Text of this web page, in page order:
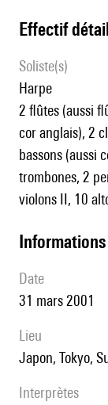
effectif
Soliste(s)
harpe
2 flûtes (aussi
cor anglais), 2
bassons (aussi
trombones, 2
violons II, 10
date
31 mars 2001
lieu
Japon, Tokyo,
interprètes